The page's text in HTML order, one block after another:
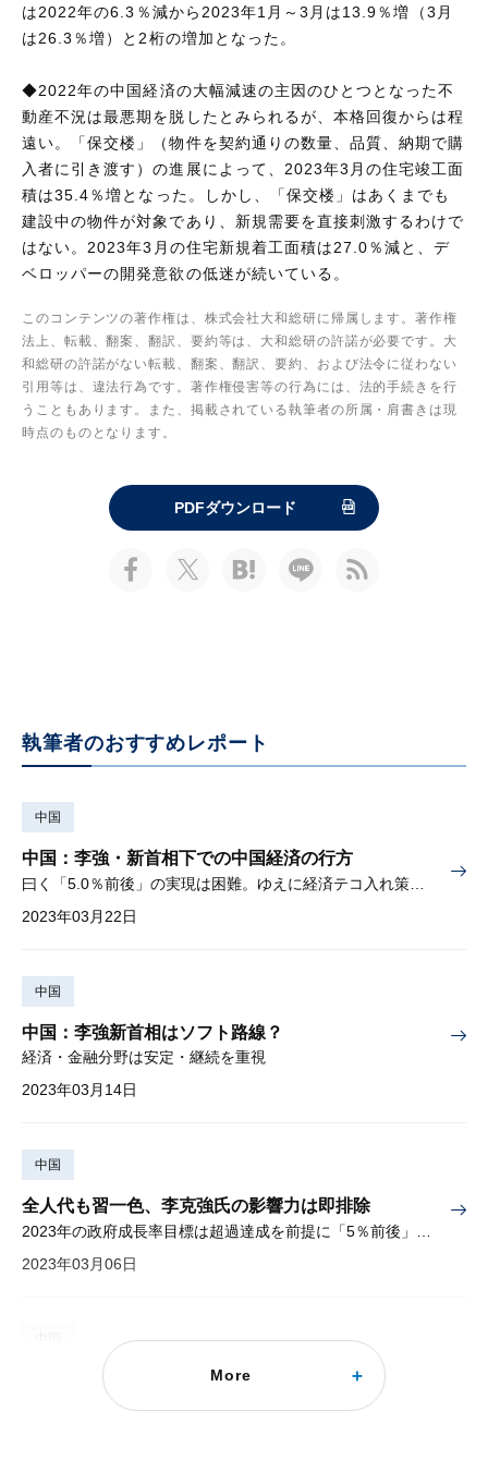
は2022年の6.3％減から2023年1月～3月は13.9％増（3月
は26.3％増）と2桁の増加となった。
◆2022年の中国経済の大幅減速の主因のひとつとなった不
動産不況は最悪期を脱したとみられるが、本格回復からは程
遠い。「保交楼」（物件を契約通りの数量、品質、納期で購
入者に引き渡す）の進展によって、2023年3月の住宅竣工面
積は35.4％増となった。しかし、「保交楼」はあくまでも
建設中の物件が対象であり、新規需要を直接刺激するわけで
はない。2023年3月の住宅新規着工面積は27.0％減と、デ
ベロッパーの開発意欲の低迷が続いている。
このコンテンツの著作権は、株式会社大和総研に帰属します。著作権
法上、転載、翻案、翻訳、要約等は、大和総研の許諾が必要です。大
和総研の許諾がない転載、翻案、翻訳、要約、および法令に従わない
引用等は、違法行為です。著作権侵害等の行為には、法的手続きを行
うこともあります。また、掲載されている執筆者の所属・肩書きは現
時点のものとなります。
PDFダウンロード
執筆者のおすすめレポート
中国
中国：李強・新首相下での中国経済の行方
2023年03月22日
中国
中国：李強新首相はソフト路線？
経済・金融分野は安定・継続を重視
2023年03月14日
中国
全人代も習一色、李克強氏の影響力は即排除
2023年03月06日
中国：習3期目政権、最初の全人代の注目点
2023年の政府成長率目標は超過達成を前提に「5％前後」か
More